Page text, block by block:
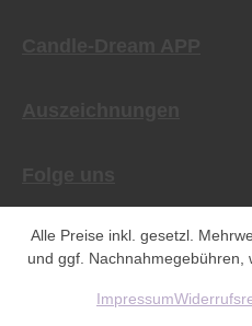
Alle Preise inkl. gesetzl.
und ggf. Nachnahmegebühren,
Impressum